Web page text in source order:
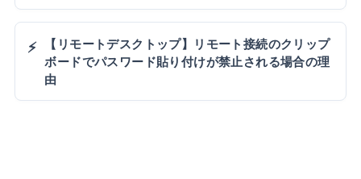
⚡
【リモートデスクトップ】リモート接続のクリップ
ボードでパスワード貼り付けが禁止される場合の理
由